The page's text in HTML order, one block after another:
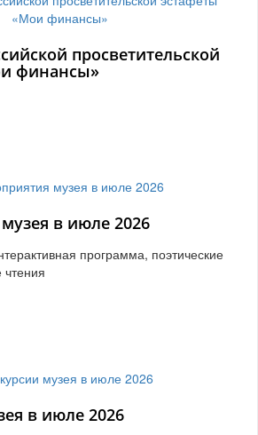
просветительской
финансы»
в июле 2026
программа, поэтические
в июле 2026